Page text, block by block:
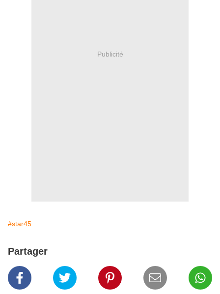
Publicité
#star45
Partager